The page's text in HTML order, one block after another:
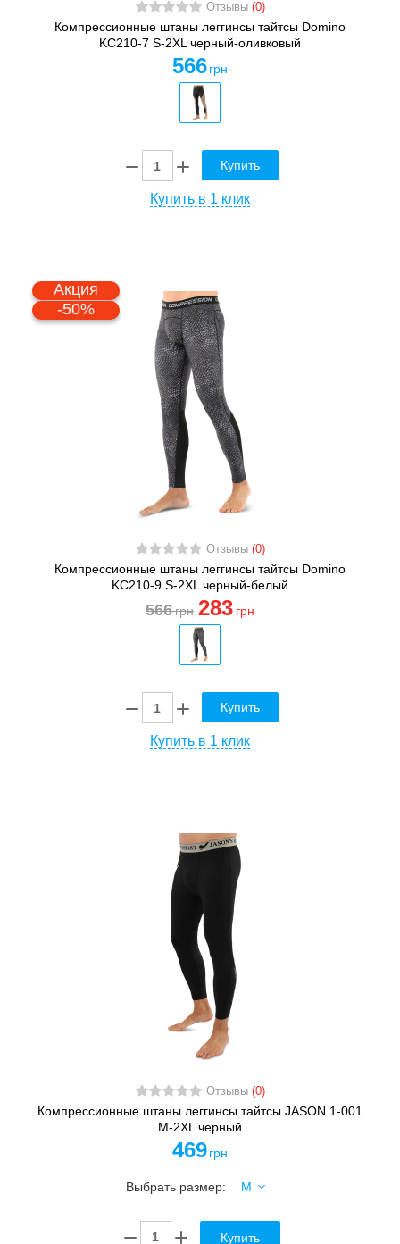
Отзывы (0)
Компрессионные штаны леггинсы тайтсы Domino
KC210-7 S-2XL черный-оливковый
566 грн
Купить
Купить в 1 клик
Акция
-50%
Отзывы (0)
Компрессионные штаны леггинсы тайтсы Domino
KC210-9 S-2XL черный-белый
566грн 283 грн
Купить
Купить в 1 клик
Отзывы (0)
Компрессионные штаны леггинсы тайтсы JASON 1-001
M-2XL черный
469 грн
Выбрать размер:
Купить